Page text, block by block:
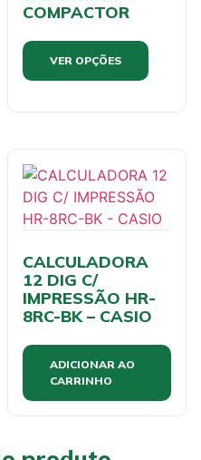
COMPACTOR
VER OPÇÕES
CALCULADORA
12 DIG C/
IMPRESSÃO HR-
8RC-BK – CASIO
ADICIONAR AO
CARRINHO